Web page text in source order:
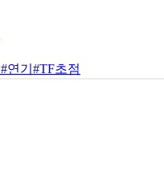
#연기 #TF초점